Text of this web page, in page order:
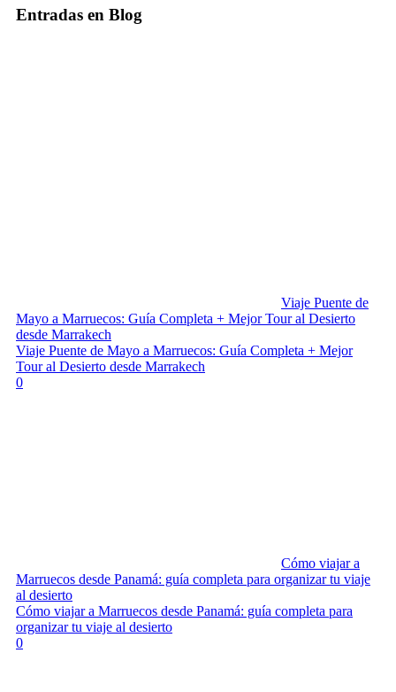
Entradas en Blog
Viaje Puente de
Mayo a Marruecos: Guía Completa + Mejor Tour al Desierto
desde Marrakech
Viaje Puente de Mayo a Marruecos: Guía Completa + Mejor
Tour al Desierto desde Marrakech
0
Cómo viajar a
Marruecos desde Panamá: guía completa para organizar tu viaje
al desierto
Cómo viajar a Marruecos desde Panamá: guía completa para
organizar tu viaje al desierto
0